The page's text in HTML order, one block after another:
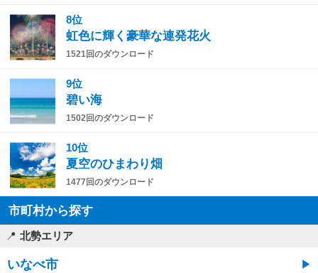
8位
虹色に輝く豪華な連発花火
1521回のダウンロード
9位
碧い海
1502回のダウンロード
10位
夏空のひまわり畑
1477回のダウンロード
市町村から探す
北勢エリア
いなべ市